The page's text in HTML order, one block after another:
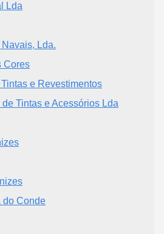
Lda
Lda.
Cores
e Revestimentos
Tintas e Acessórios Lda
do Conde